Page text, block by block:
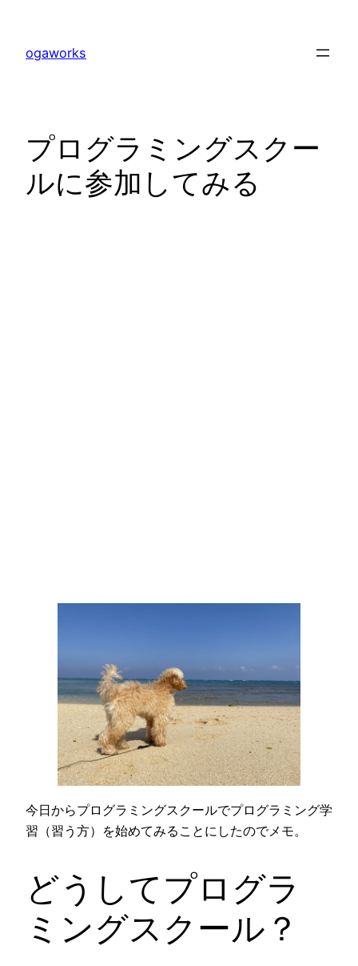
ogaworks
プログラミングスクー
ルに参加してみる
今日からプログラミングスクールでプログラミング学
習（習う方）を始めてみることにしたのでメモ。
どうしてプログラ
ミングスクール？